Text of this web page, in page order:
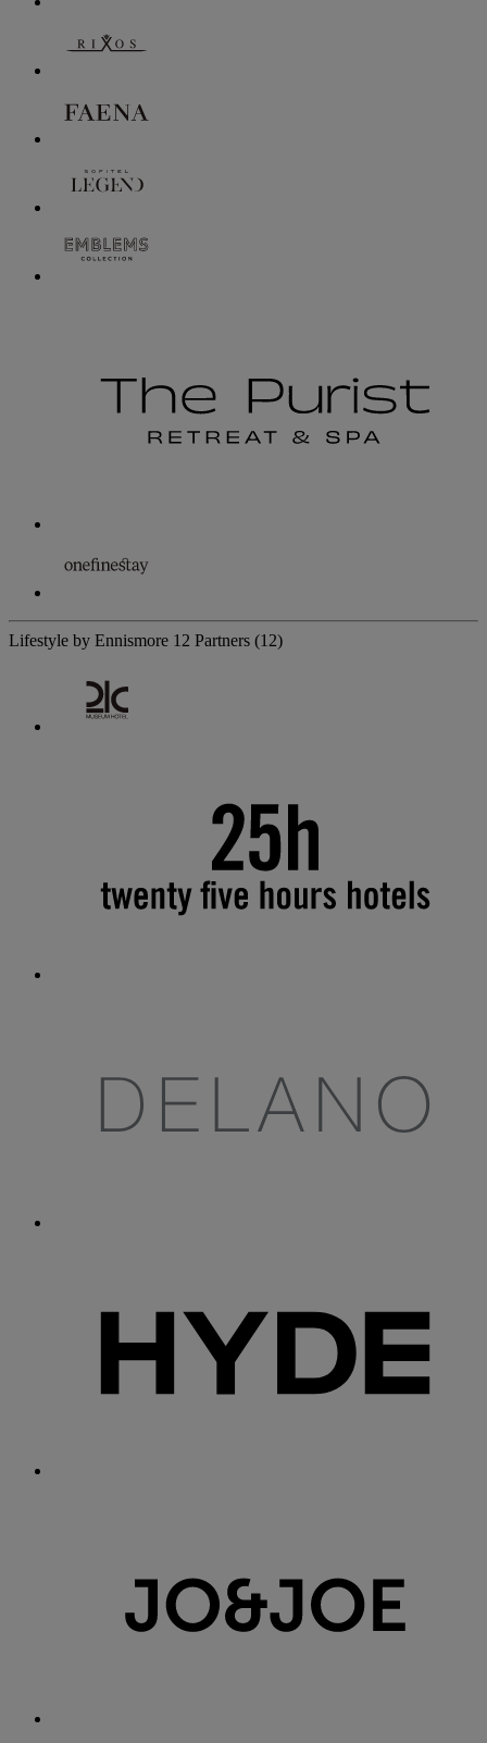
Lifestyle by Ennismore 12 Partners (12)